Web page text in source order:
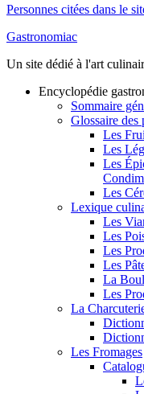
Personnes citées dans le
Gastronomiac
Un site dédié à l'art
Encyclopédie
Sommaire
Glossaire des
Les
Les
Les
Les
Lexique
Les
Les
Les
Les
La
Les
La
Les Fromages